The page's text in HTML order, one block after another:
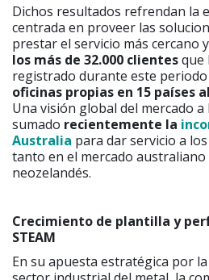
Dichos resultados refrendan la
centrada en proveer las
prestar el servicio más cercano
los más de 32.000 clientesque
registrado durante este periodo
oficinas propias en 15 países
Una visión global del mercado a
sumado recientemente la
Australia para dar servicio a
tanto en el mercado australiano
neozelandés.
Crecimiento de plantilla y
STEAM
En su apuesta estratégica por